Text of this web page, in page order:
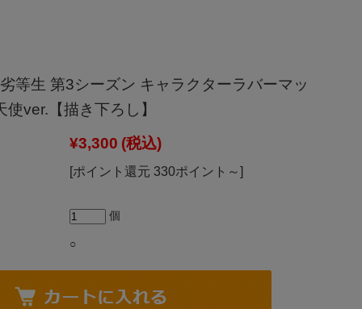
等生 第3シーズン キャラクターラバーマッ
使ver.【描き下ろし】
¥3,300 (税込)
[ポイント還元 330ポイント～]
個
○